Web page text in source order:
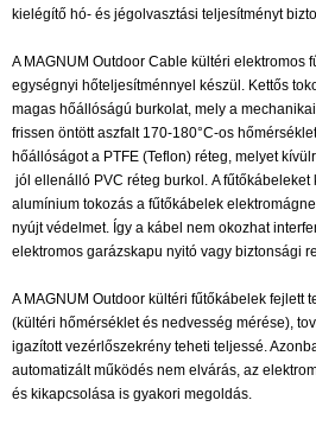
kielégítő hó- és jégolvasztási teljesítményt
A MAGNUM Outdoor Cable kültéri elektromos
egységnyi hőteljesítménnyel készül. Kettős
magas hőállóságú burkolat, mely a
frissen öntött aszfalt 170-180°C-os
hőállóságot a PTFE (Teflon) réteg, melyet
jól ellenálló PVC réteg burkol. A
alumínium tokozás a fűtőkábelek
nyújt védelmet. Így a kábel nem okozhat
elektromos garázskapu nyitó vagy biztonsági
A MAGNUM Outdoor kültéri fűtőkábelek fejlett
(kültéri hőmérséklet és nedvesség mérése),
igazított vezérlőszekrény teheti teljessé.
automatizált működés nem elvárás, az
és kikapcsolása is gyakori megoldás.